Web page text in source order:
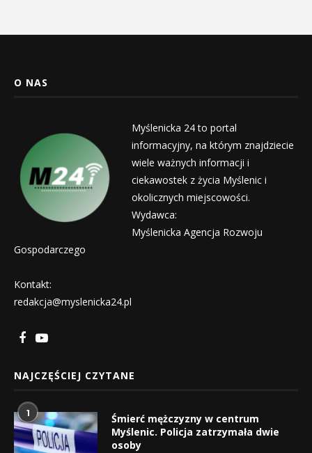
O NAS
Myślenicka 24 to portal
informacyjny, na którym znajdziecie
wiele ważnych informacji i
ciekawostek z życia Myślenic i
okolicznych miejscowości.
Wydawca:
Myślenicka Agencja Rozwoju
Gospodarczego
Kontakt:
redakcja@myslenicka24.pl
NAJCZĘŚCIEJ CZYTANE
1
Śmierć mężczyzny w centrum
Myślenic. Policja zatrzymała dwie
osoby